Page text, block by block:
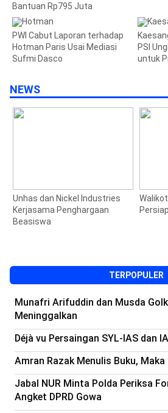
Bantuan Rp795 Juta
PWI Cabut Laporan terhadap
Hotman Paris Usai Mediasi
Sufmi Dasco
PSI
untuk
NEWS
Unhas dan Nickel Industries
Kerjasama Penghargaan
Beasiswa
TERPOPULER
Munafri Arifuddin dan Musda
Meninggalkan
Déjà vu Persaingan SYL-IAS dan
Amran Razak Menulis Buku, Maka
Jabal NUR Minta Polda Periksa
Angket DPRD Gowa